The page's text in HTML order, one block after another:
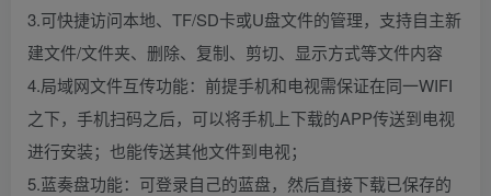
3.可快捷访问本地、TF/SD卡或U盘文件的管理，支持自主新
建文件/文件夹、删除、复制、剪切、显示方式等文件内容
4.局域网文件互传功能：前提手机和电视需保证在同一WIFI
之下，手机扫码之后，可以将手机上下载的APP传送到电视
进行安装；也能传送其他文件到电视；
5.蓝奏盘功能：可登录自己的蓝盘，然后直接下载已保存的